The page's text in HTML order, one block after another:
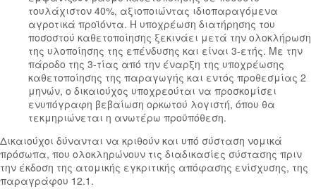
τουλάχιστον 40%, αξιοποιώντας ιδιοπαραγόμενα
αγροτικά προϊόντα. Η υποχρέωση διατήρησης του
ποσοστού καθετοποίησης ξεκινάει μετά την ολοκλήρωση
της υλοποίησης της επένδυσης και είναι 3-ετής. Με την
πάροδο της 3-τίας από την έναρξη της υποχρέωσης
καθετοποίησης της παραγωγής και εντός προθεσμίας 2
μηνών, ο δικαιούχος υποχρεούται να προσκομίσει
ενυπόγραφη βεβαίωση ορκωτού λογιστή, όπου θα
τεκμηριώνεται η ανωτέρω προϋπόθεση.
Δικαιούχοι δύνανται να κριθούν και υπό σύσταση νομικά
πρόσωπα, που ολοκληρώνουν τις διαδικασίες σύστασης πριν
την έκδοση της ατομικής εγκριτικής απόφασης ενίσχυσης, της
παραγράφου 12.1.